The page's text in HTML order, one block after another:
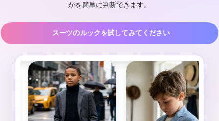
かを簡単に判断できます。
スーツのルックを試してみてください